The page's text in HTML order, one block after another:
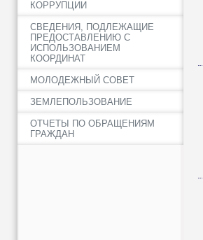
КОРРУПЦИИ
СВЕДЕНИЯ, ПОДЛЕЖАЩИЕ
ПРЕДОСТАВЛЕНИЮ С
ИСПОЛЬЗОВАНИЕМ
КООРДИНАТ
МОЛОДЕЖНЫЙ СОВЕТ
ЗЕМЛЕПОЛЬЗОВАНИЕ
ОТЧЕТЫ ПО ОБРАЩЕНИЯМ
ГРАЖДАН